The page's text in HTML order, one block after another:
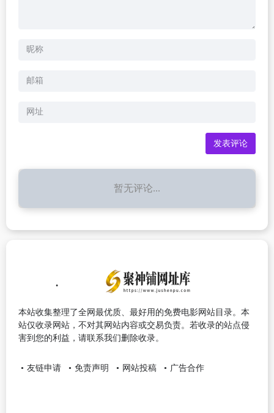
暂无评论...
本站收集整理了全网最优质、最好用的免费电影网站目录。本
站仅收录网站，不对其网站内容或交易负责。若收录的站点侵
害到您的利益，请联系我们删除收录。
友链申请 免责声明 网站投稿 广告合作